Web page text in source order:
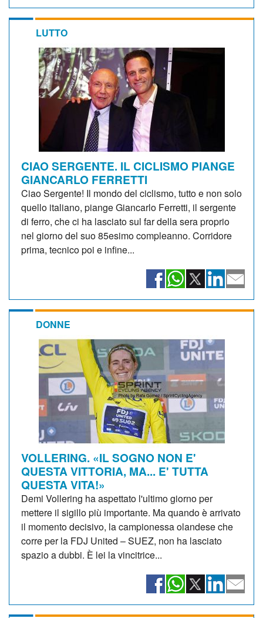
LUTTO
CIAO SERGENTE. IL CICLISMO PIANGE
GIANCARLO FERRETTI
Ciao Sergente! Il mondo del ciclismo, tutto e non solo
quello italiano, piange Giancarlo Ferretti, il sergente
di ferro, che ci ha lasciato sul far della sera proprio
nel giorno del suo 85esimo compleanno. Corridore
prima, tecnico poi e infine...
DONNE
VOLLERING. «IL SOGNO NON E'
QUESTA VITTORIA, MA... E' TUTTA
QUESTA VITA!»
Demi Vollering ha aspettato l'ultimo giorno per
mettere il sigillo più importante. Ma quando è arrivato
il momento decisivo, la campionessa olandese che
corre per la FDJ United – SUEZ, non ha lasciato
spazio a dubbi. È lei la vincitrice...